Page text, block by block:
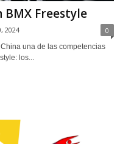
Freestyle
2024 0
una de las competencias
los...